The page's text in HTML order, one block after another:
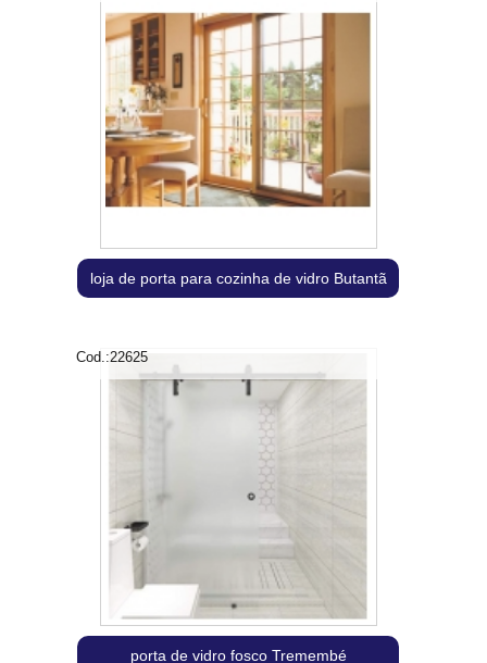
loja de porta para cozinha de vidro Butantã
Cod.:22625
porta de vidro fosco Tremembé